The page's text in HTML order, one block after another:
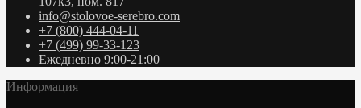
info@stolovoe-serebro.com
+7 (800) 444-04-11
+7 (499) 99-33-123
Ежедневно 9:00-21:00
Информация